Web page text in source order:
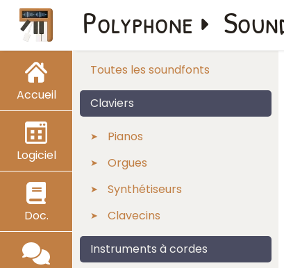
Accueil
Logiciel
Doc.
Polyphone
Toutes les soundfonts
Claviers
Pianos
Orgues
Synthétiseurs
Clavecins
Instruments à cordes